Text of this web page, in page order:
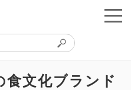
食文化ブランド